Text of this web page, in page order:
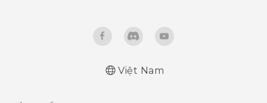
Việt Nam